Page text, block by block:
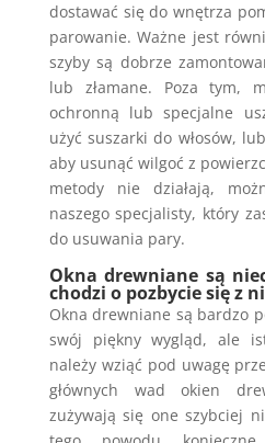
dostawać się do wnętrza
parowanie. Ważne jest
szyby są dobrze
lub złamane. Poza tym,
ochronną lub specjalne
użyć suszarki do włosów,
aby usunąć wilgoć z
metody nie działają,
naszego specjalisty, który
do usuwania pary.
Okna drewniane są
chodzi o pozbycie się z
Okna drewniane są bardzo
swój piękny wygląd, ale
należy wziąć pod uwagę
głównych wad okien
zużywają się one szybciej